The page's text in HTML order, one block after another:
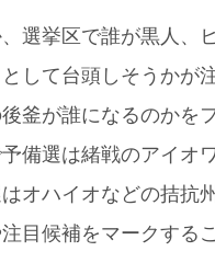
選挙区で誰が黒人、
して台頭しそうかが
釜が誰になるのかを
備選は緒戦のアイオ
オハイオなどの拮抗
目候補をマークする